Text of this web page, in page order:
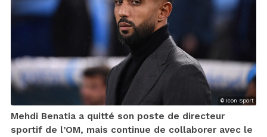
© Icon Sport
Mehdi Benatia a quitté son poste de directeur
sportif de l’OM, mais continue de collaborer avec le